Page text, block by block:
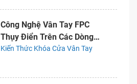
Công Nghệ Vân Tay FPC
Thụy Điển Trên Các Dòng
Khóa Điện Tử
Kiến Thức Khóa Cửa Vân Tay